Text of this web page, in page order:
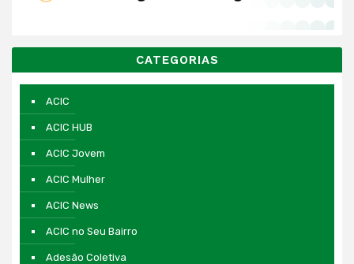
CATEGORIAS
ACIC
ACIC HUB
ACIC Jovem
ACIC Mulher
ACIC News
ACIC no Seu Bairro
Adesão Coletiva